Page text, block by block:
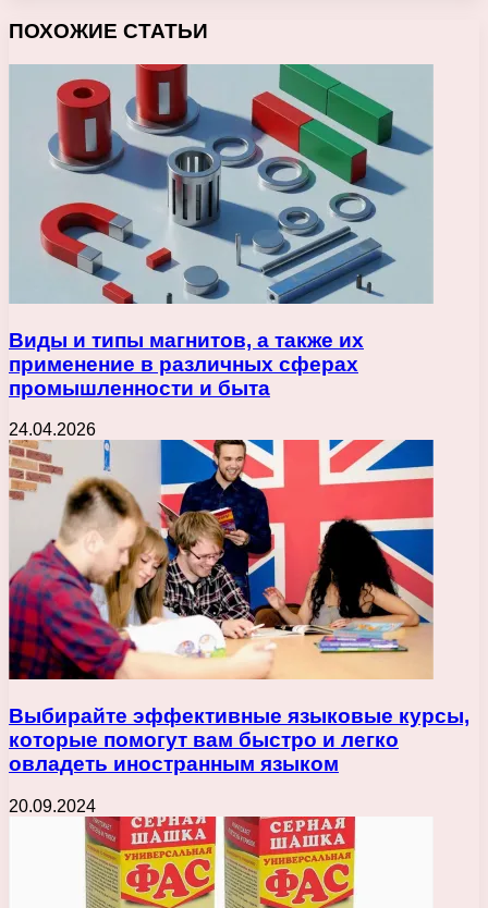
ПОХОЖИЕ СТАТЬИ
Виды и типы магнитов, а также их
применение в различных сферах
промышленности и быта
24.04.2026
Выбирайте эффективные языковые курсы,
которые помогут вам быстро и легко
овладеть иностранным языком
20.09.2024